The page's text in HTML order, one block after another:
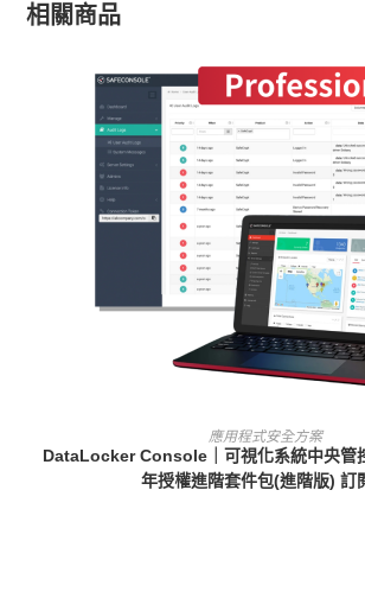
相關商品
查看內容
應用程式安全方案
DataLocker Console｜可視化系統中央管
年授權進階套件包(進階版) 訂